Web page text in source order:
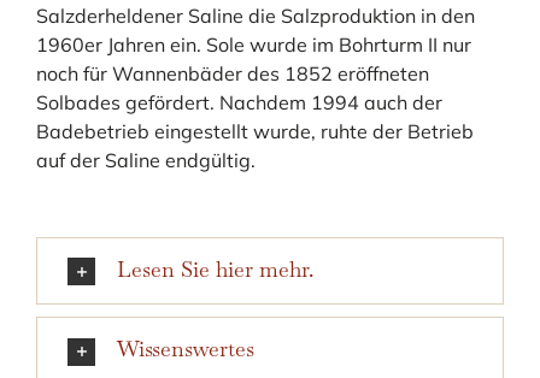
Salzderheldener Saline die Salzproduktion in den
1960er Jahren ein. Sole wurde im Bohrturm II nur
noch für Wannenbäder des 1852 eröffneten
Solbades gefördert. Nachdem 1994 auch der
Badebetrieb eingestellt wurde, ruhte der Betrieb
auf der Saline endgültig.
Lesen Sie hier mehr.
Wissenswertes